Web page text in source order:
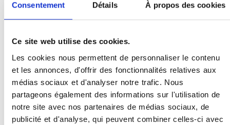
Consentement Détails À propos des cookies
Ce site web utilise des cookies.
Les cookies nous permettent de personnaliser le contenu
et les annonces, d'offrir des fonctionnalités relatives aux
médias sociaux et d'analyser notre trafic. Nous
partageons également des informations sur l'utilisation de
notre site avec nos partenaires de médias sociaux, de
publicité et d'analyse, qui peuvent combiner celles-ci avec
attention et rigueur. Le réseau Vidi
s'engage à associer technologie,
dans la prise en charge. À Grasse,
chaque patient est accueilli dans un
environnement professionnel et
rassurant.